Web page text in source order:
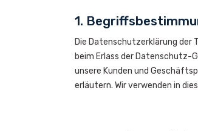
1.
Die Datenschutzerklärung der
beim Erlass der Datenschutz-
unsere Kunden und
erläutern. Wir verwenden in